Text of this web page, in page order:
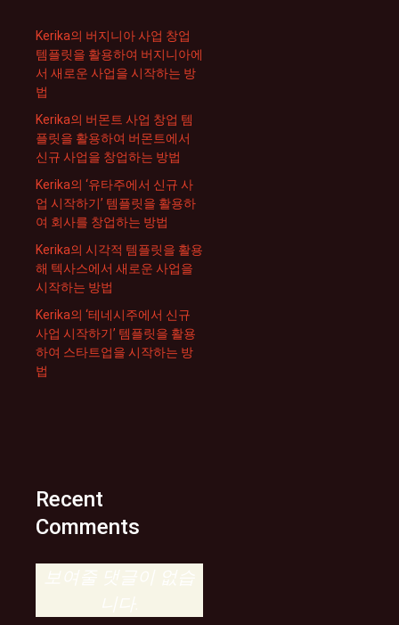
Kerika의 버지니아 사업 창업
템플릿을 활용하여 버지니아에
서 새로운 사업을 시작하는 방
법
Kerika의 버몬트 사업 창업 템
플릿을 활용하여 버몬트에서
신규 사업을 창업하는 방법
Kerika의 ‘유타주에서 신규 사
업 시작하기’ 템플릿을 활용하
여 회사를 창업하는 방법
Kerika의 시각적 템플릿을 활용
해 텍사스에서 새로운 사업을
시작하는 방법
Kerika의 ‘테네시주에서 신규
사업 시작하기’ 템플릿을 활용
하여 스타트업을 시작하는 방
법
Recent
Comments
보여줄 댓글이 없습
니다.